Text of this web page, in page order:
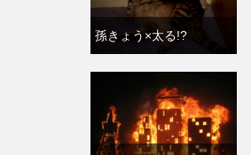
孫きょう×太る!?